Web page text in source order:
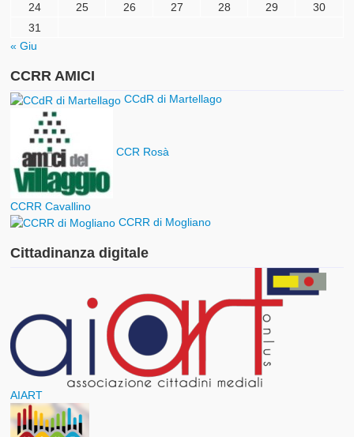
24
25 26 27 28 29
30
31
« Giu
CCRR AMICI
CCdR di Martellago
CCR Rosà
CCRR Cavallino
CCRR di Mogliano
Cittadinanza digitale
AIART